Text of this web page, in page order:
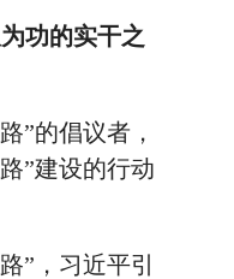
的实干之
的倡议者，
”建设的行动
，习近平引